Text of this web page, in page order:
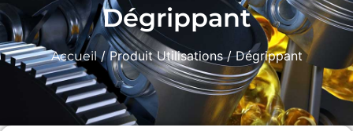
Dégrippant
Accueil/ Produit Utilisations / Dégrippant